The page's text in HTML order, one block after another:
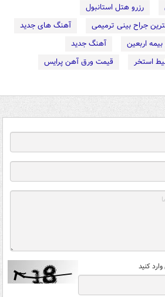
رزرو هتل استانبول
جراح بینی ترمیمی
آهنگ های جدید
اربعین
آهنگ جدید
استخر
قیمت ورق آهن پرایس
کنید